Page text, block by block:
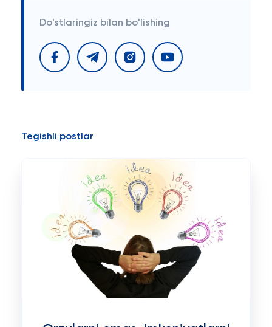
Do'stlaringiz bilan bo'lishing
Tegishli postlar